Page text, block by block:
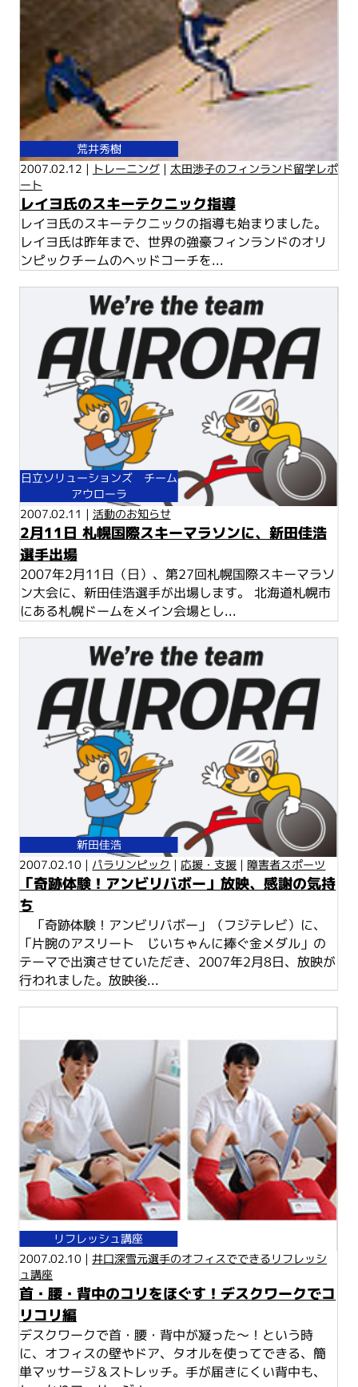
荒井秀樹
2007.02.12 | トレーニング| 太田渉子のフィンランド留学レポ
ート
レイヨ氏のスキーテクニック指導
レイヨ氏のスキーテクニックの指導も始まりました。
レイヨ氏は昨年まで、世界の強豪フィンランドのオリ
ンピックチームのヘッドコーチを...
日立ソリューションズ チーム
アウローラ
2007.02.11 | 活動のお知らせ
2月11日 札幌国際スキーマラソンに、新田佳浩
選手出場
2007年2月11日（日）、第27回札幌国際スキーマラソ
ン大会に、新田佳浩選手が出場します。 北海道札幌市
にある札幌ドームをメイン会場とし...
新田佳浩
2007.02.10 | パラリンピック | 応援・支援 | 障害者スポーツ
「奇跡体験！アンビリバボー」放映、感謝の気持
ち
「奇跡体験！アンビリバボー」（フジテレビ）に、
「片腕のアスリート じいちゃんに捧ぐ金メダル」の
テーマで出演させていただき、2007年2月8日、放映が
行われました。放映後...
リフレッシュ講座
2007.02.10 |井口深雪元選手のオフィスでできるリフレッシ
ュ講座
首・腰・背中のコリをほぐす！デスクワークでコ
リコリ編
デスクワークで首・腰・背中が凝った～！という時
に、オフィスの壁やドア、タオルを使ってできる、簡
単マッサージ＆ストレッチ。手が届きにくい背中も、